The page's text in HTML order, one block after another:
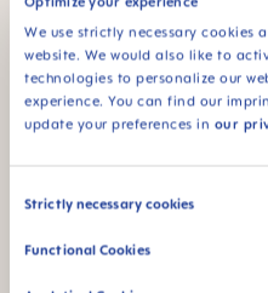
We use strictly necessary cookies
website. We would also like to
technologies to personalize our
experience. You can find our
update your preferences in our
Consent
Strictly necessary cookies
Functional Cookies
micro-ondes simple
et ultra rapide